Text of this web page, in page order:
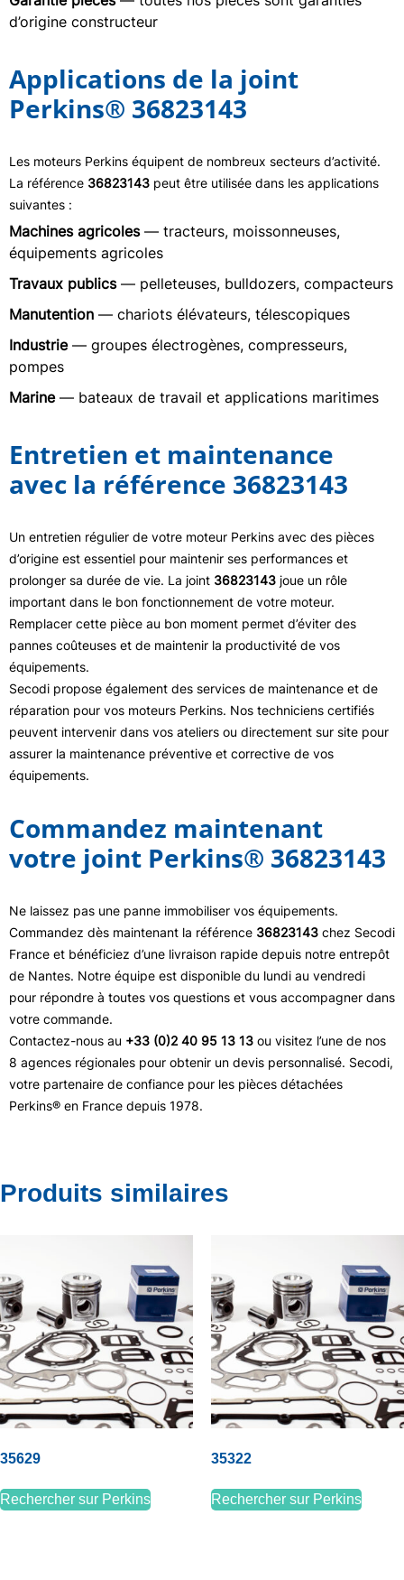
d’origine constructeur
Applications de la joint
Perkins® 36823143
Les moteurs Perkins équipent de nombreux secteurs d’activité.
La référence 36823143 peut être utilisée dans les applications
suivantes :
Machines agricoles— tracteurs, moissonneuses,
équipements agricoles
Travaux publics— pelleteuses, bulldozers, compacteurs
Manutention — chariots élévateurs, télescopiques
Industrie— groupes électrogènes, compresseurs,
pompes
Marine— bateaux de travail et applications maritimes
Entretien et maintenance
avec la référence 36823143
Un entretien régulier de votre moteur Perkins avec des pièces
d’origine est essentiel pour maintenir ses performances et
prolonger sa durée de vie. La joint 36823143 joue un rôle
important dans le bon fonctionnement de votre moteur.
Remplacer cette pièce au bon moment permet d’éviter des
pannes coûteuses et de maintenir la productivité de vos
équipements.
Secodi propose également des services de maintenance et de
réparation pour vos moteurs Perkins. Nos techniciens certifiés
peuvent intervenir dans vos ateliers ou directement sur site pour
assurer la maintenance préventive et corrective de vos
équipements.
Commandez maintenant
votre joint Perkins® 36823143
Ne laissez pas une panne immobiliser vos équipements.
Commandez dès maintenant la référence 36823143 chez Secodi
France et bénéficiez d’une livraison rapide depuis notre entrepôt
de Nantes. Notre équipe est disponible du lundi au vendredi
pour répondre à toutes vos questions et vous accompagner dans
votre commande.
Contactez-nous au +33 (0)2 40 95 13 13 ou visitez l’une de nos
8 agences régionales pour obtenir un devis personnalisé. Secodi,
votre partenaire de confiance pour les pièces détachées
Perkins® en France depuis 1978.
Produits similaires
35629
Rechercher sur Perkins
35322
Rechercher sur Perkins